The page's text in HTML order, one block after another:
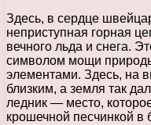
Здесь, в сердце
неприступная горная
вечного льда и снега.
символом мощи
элементами. Здесь, на
близким, а земля так
ледник — место,
крошечной песчинкой в